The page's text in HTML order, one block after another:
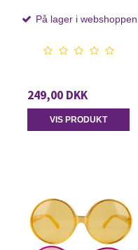
På lager i webshoppen
249,00 DKK
VIS PRODUKT